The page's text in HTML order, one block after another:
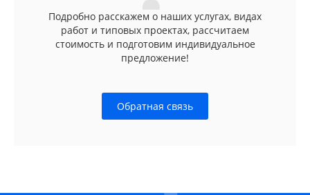
Подробно расскажем о наших услугах, видах
работ и типовых проектах, рассчитаем
стоимость и подготовим индивидуальное
предложение!
Обратная связь